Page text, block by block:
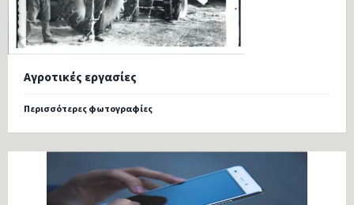
Αγροτικές εργασίες
Περισσότερες φωτογραφίες